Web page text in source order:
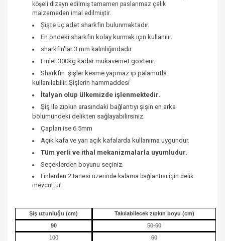
köşeli dizayn edilmiş tamamen paslanmaz çelik
malzemeden imal edilmiştir.
Şişte üç adet sharkfin bulunmaktadır.
En öndeki sharkfin kolay kurmak için kullanılır.
sharkfin'lar 3 mm kalınlığındadır.
Finler 300kg kadar mukavemet gösterir.
Sharkfin şişler kesme yapmaz ip palamutla
kullanılabilir. Şişlerin hammaddesi
İtalyan olup ülkemizde işlenmektedir.
Şiş ile zıpkın arasındaki bağlantıyı şişin en arka
bölümündeki delikten sağlayabilirsiniz.
Çapları ise 6.5mm
Açık kafa ve yarı açık kafalarda kullanıma uygundur.
Tüm yerli ve ithal mekanizmalarla uyumludur.
Seçeklerden boyunu seçiniz.
Finlerden 2 tanesi üzerinde kalama bağlantısı için delik
mevcuttur.
Şiş uzunluğu (cm)
Takılabilecek zıpkın boyu (cm)
90
50-60
100
60